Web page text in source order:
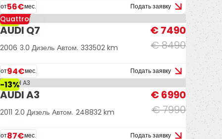
от56€мес. Подать заявку
-12%
Quattro
AUDI Q7
€ 8490
€ 7490
2006 3.0 Дизель Автом. 333502 km
от94€мес. Подать заявку
-13%
AUDI A3
€ 7990
€ 6990
2011 2.0 Дизель Автом. 248832 km
от87€мес. Подать заявку